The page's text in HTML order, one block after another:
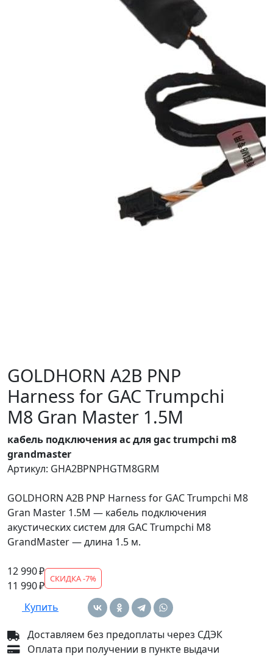
GOLDHORN A2B PNP
Harness for GAC Trumpchi
M8 Gran Master 1.5M
кабель подключения ас для gac trumpchi m8
grandmaster
Артикул: GHA2BPNPHGTM8GRM
GOLDHORN A2B PNP Harness for GAC Trumpchi M8
Gran Master 1.5M — кабель подключения
акустических систем для GAC Trumpchi M8
GrandMaster — длина 1.5 м.
12 990 ₽
11 990 ₽
СКИДКА -7%
Купить
Доставляем без предоплаты через СДЭК
Оплата при получении в пункте выдачи